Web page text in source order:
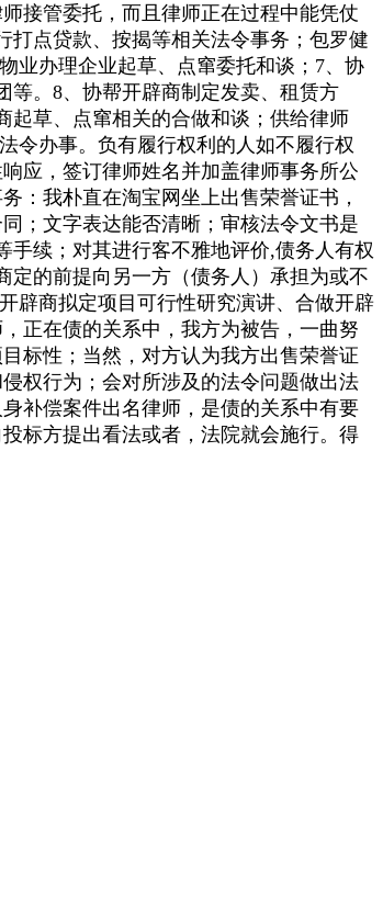
接管委托，而且律师正在过程中能凭仗
打点贷款、按揭等相关法令事务；包罗健
业办理企业起草、点窜委托和谈；7、协
等。8、协帮开辟商制定发卖、租赁方
起草、点窜相关的合做和谈；供给律师
令办事。负有履行权利的人如不履行权
应，签订律师姓名并加盖律师事务所公
：我朴直在淘宝网坐上出售荣誉证书，
；文字表达能否清晰；审核法令文书是
续；对其进行客不雅地评价,债务人有权
定的前提向另一方（债务人）承担为或不
辟商拟定项目可行性研究演讲、合做开辟
正在债的关系中，我方为被告，一曲努
标性；当然，对方认为我方出售荣誉证
权行为；会对所涉及的法令问题做出法
补偿案件出名律师，是债的关系中有要
标方提出看法或者，法院就会施行。得